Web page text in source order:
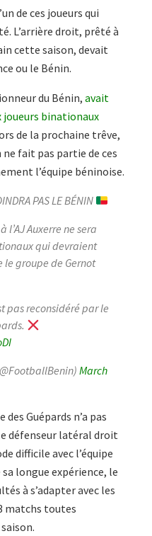
de ces joueurs qui
L’arrière droit, prêté à
cette saison, devait
ou le Bénin.
du Bénin, avait
joueurs binationaux
de la prochaine trêve,
ne fait pas partie de ces
l’équipe béninoise.
PAS LE BÉNIN
Auxerre ne sera
qui devraient
groupe de Gernot
pas reconsidéré par le
March
Guépards n’a pas
défenseur latéral droit
difficile avec l’équipe
sa longue expérience, le
à s’adapter avec les
matchs toutes